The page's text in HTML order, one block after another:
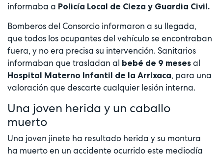
informaba a Policía Local de Cieza y Guardia Civil.
Bomberos del Consorcio informaron a su llegada,
que todos los ocupantes del vehículo se encontraban
fuera, y no era precisa su intervención. Sanitarios
informaban que trasladan al bebé de 9 meses al
Hospital Materno Infantil de la Arrixaca, para una
valoración que descarte cualquier lesión interna.
Una joven herida y un caballo
muerto
Una joven jinete ha resultado herida y su montura
ha muerto en un accidente ocurrido este mediodía